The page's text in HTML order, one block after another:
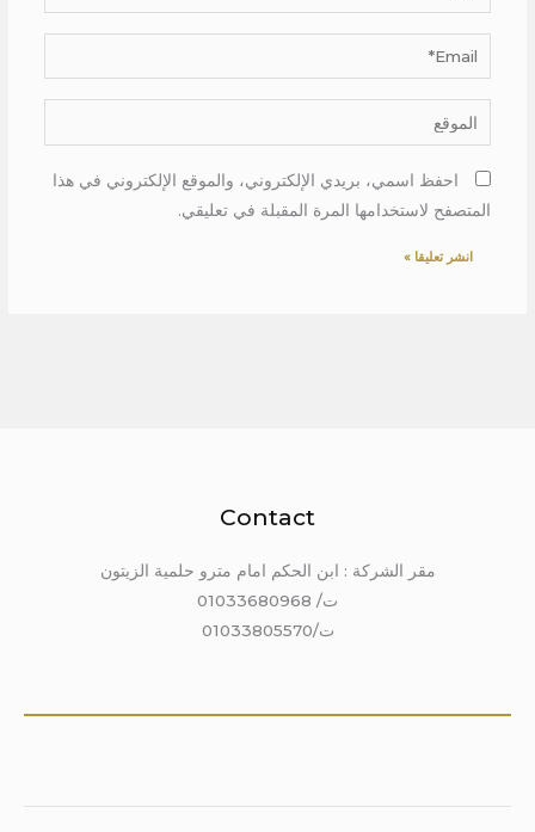
Email*
الموقع
احفظ اسمي، بريدي الإلكتروني، والموقع الإلكتروني في هذا
المتصفح لاستخدامها المرة المقبلة في تعليقي.
Contact
مقر الشركة : ابن الحكم امام مترو حلمية الزيتون
ت/ 01033680968
ت/01033805570